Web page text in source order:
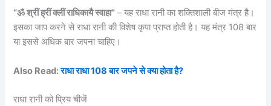
“ॐ श्रीं ह्रीं क्लीं राधिकायै स्वाहा” – यह राधा रानी का शक्तिशाली बीज मंत्र है।
इसका जाप करने से राधा रानी की विशेष कृपा प्राप्त होती है। यह मंत्र 108 बार
या इससे अधिक बार जपना चाहिए।
Also Read:राधा राधा 108 बार जपने से क्या होता है?
राधा रानी को प्रिय चीजें